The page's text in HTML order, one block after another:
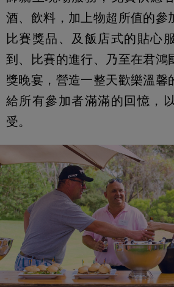
酒、飲料，加上物超所值的參
比賽獎品、及飯店式的貼心
到、比賽的進行、乃至在君鴻
獎晚宴，營造一整天歡樂溫馨
給所有參加者滿滿的回憶，
受。